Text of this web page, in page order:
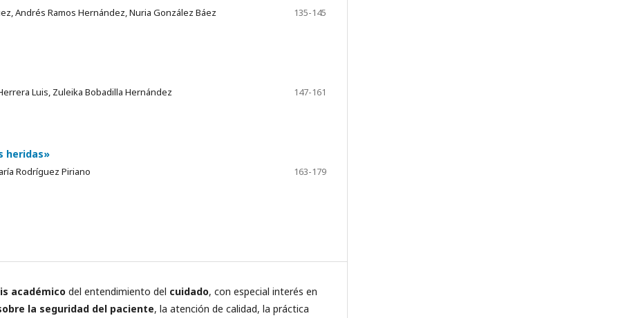
Andrés Ramos Hernández, Nuria González Báez
135-145
Luis, Zuleika Bobadilla Hernández
147-161
heridas»
Rodríguez Piriano
163-179
académico del entendimiento del cuidado, con especial interés en
la seguridad del paciente, la atención de calidad, la práctica